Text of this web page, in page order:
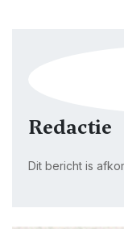
Redactie
Dit bericht is